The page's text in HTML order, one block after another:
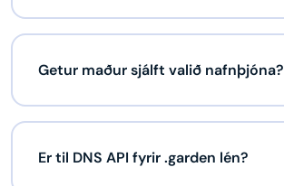
Getur maður sjálft valið nafnþjóna?
Er til DNS API fyrir .garden lén?